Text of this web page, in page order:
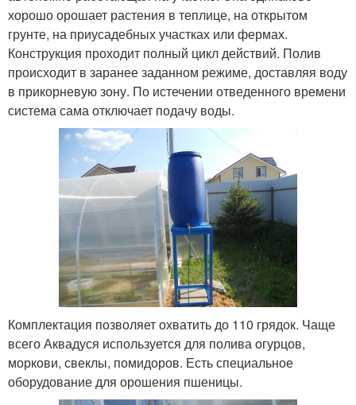
хорошо орошает растения в теплице, на открытом
грунте, на приусадебных участках или фермах.
Конструкция проходит полный цикл действий. Полив
происходит в заранее заданном режиме, доставляя воду
в прикорневую зону. По истечении отведенного времени
система сама отключает подачу воды.
Комплектация позволяет охватить до 110 грядок. Чаще
всего Аквадуся используется для полива огурцов,
моркови, свеклы, помидоров. Есть специальное
оборудование для орошения пшеницы.